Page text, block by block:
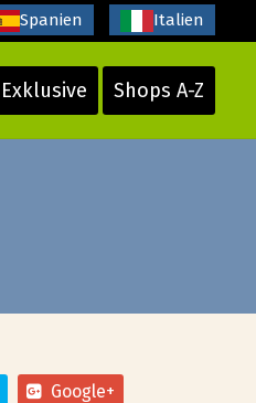
Exklusive Shops A-Z
Spanien Italien
Google+